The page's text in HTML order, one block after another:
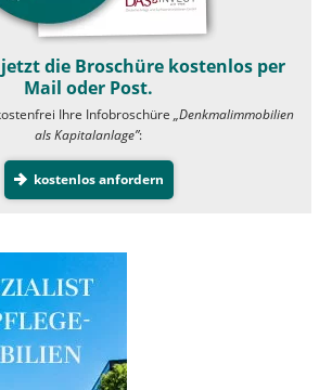
die Broschüre kostenlos per
Mail oder Post.
Ihre Infobroschüre „Denkmalimmobilien
als Kapitalanlage”:
kostenlos anfordern